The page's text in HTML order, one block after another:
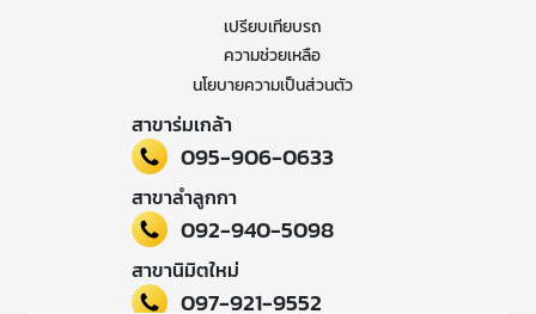
เปรียบเทียบรถ
ความช่วยเหลือ
นโยบายความเป็นส่วนตัว
สาขาร่มเกล้า
095-906-0633
สาขาลำลูกกา
092-940-5098
สาขานิมิตใหม่
097-921-9552